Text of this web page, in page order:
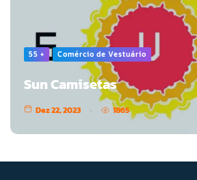
55 + Comércio de Vestuário
Sun Camisetas
Dez 22, 2023 1865